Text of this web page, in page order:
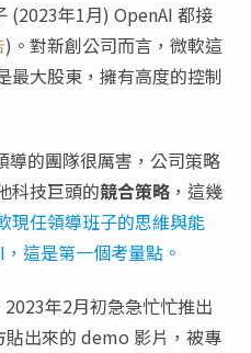
(2023年1月) OpenAI 都接
)。對新創公司而言，微軟這
最大股東，擁有高度的控制
的團隊很厲害，公司策略
科技巨頭的競合策略，這幾
現任領導班子的思維與能
這是第一個考量點。
年2月初急急忙忙推出
貼出來的 demo 影片，被專